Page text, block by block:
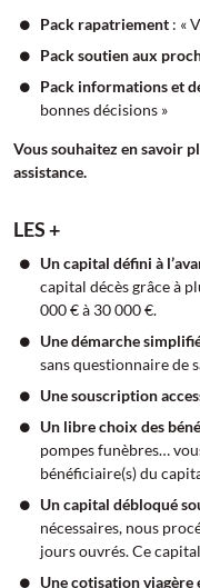
Pack rapatriement : «
Pack soutien aux
Pack informations et
bonnes décisions »
Vous souhaitez en savoir
assistance.
LES +
Un capital défini à
capital décès grâce à
000 € à 30 000 €.
Une démarche
sans questionnaire de
Une souscription
Un libre choix des
pompes funèbres…
bénéficiaire(s) du
Un capital débloqué
nécessaires, nous
jours ouvrés. Ce
Une cotisation viagère